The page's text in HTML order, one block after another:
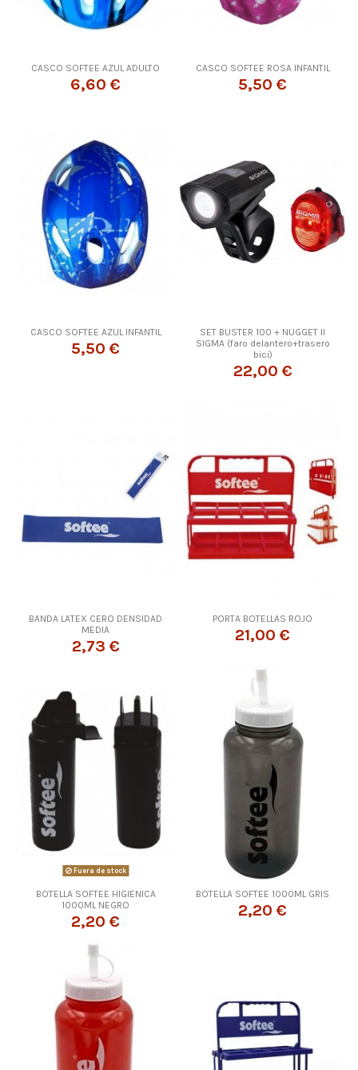
CASCO SOFTEE AZUL ADULTO
6,60 €
CASCO SOFTEE ROSA INFANTIL
5,50 €
CASCO SOFTEE AZUL INFANTIL
5,50 €
SET BUSTER 100 + NUGGET II
SIGMA (faro delantero+trasero
bici)
22,00 €
BANDA LATEX CERO DENSIDAD
MEDIA
2,73 €
PORTA BOTELLAS ROJO
21,00 €
Fuera de stock
BOTELLA SOFTEE HIGIENICA
1000ML NEGRO
2,20 €
BOTELLA SOFTEE 1000ML GRIS
2,20 €